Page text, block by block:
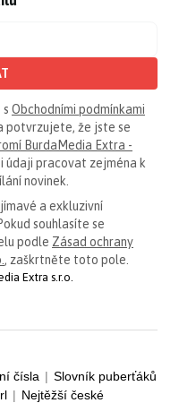
Obchodními podmínkami
potvrzujete, že jste se
BurdaMedia Extra -
údaji pracovat zejména k
novinek.
a exkluzivní
souhlasíte se
podle Zásad ochrany
, zaškrtněte toto pole.
Extra s.r.o.
čísla | Slovník puberťáků
| Nejtěžší české